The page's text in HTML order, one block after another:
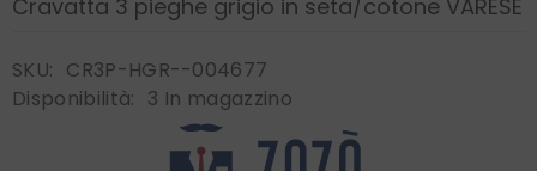
Cravatta 3 pieghe grigio in seta/cotone VARESE
SKU: CR3P-HGR--004677
Disponibilità: 3 In magazzino